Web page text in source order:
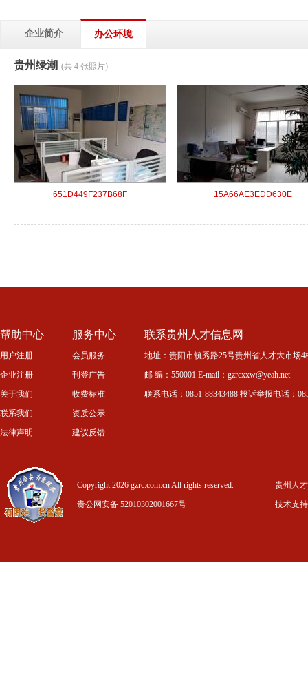
企业简介 办公环境
贵州绿潮 (共 4 张照片)
651D449F237B68F 15A66AE3EDD630E
帮助中心
用户注册
企业注册
关于我们
联系我们
法律声明
服务中心
会员服务
刊登广告
收费标准
资质公示
建议反馈
联系贵州人才信息网
地址：贵阳市毓秀路25号贵州省人才大市场
邮 编：550001 E-mail：gzrcxxw@yeah.net
联系电话：0851-88343488 投诉举报电话：
Copyright 2026 gzrc.com.cn All rights reserved.
贵公网安备 52010302001667号
贵州人
技术支